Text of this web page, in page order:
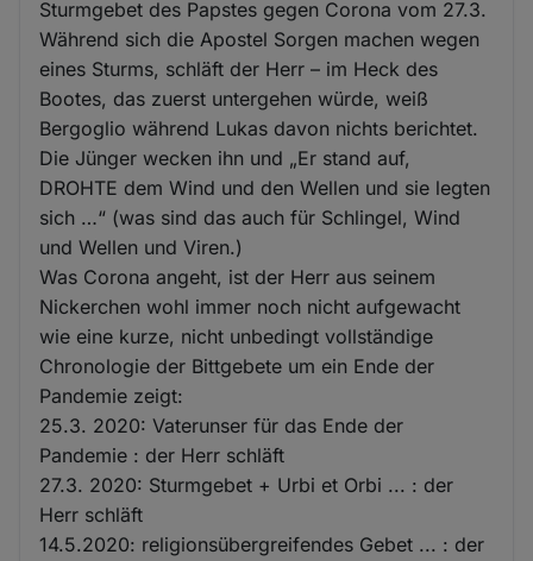
Sturmgebet des Papstes gegen Corona vom 27.3.
Während sich die Apostel Sorgen machen wegen
eines Sturms, schläft der Herr – im Heck des
Bootes, das zuerst untergehen würde, weiß
Bergoglio während Lukas davon nichts berichtet.
Die Jünger wecken ihn und „Er stand auf,
DROHTE dem Wind und den Wellen und sie legten
sich …“ (was sind das auch für Schlingel, Wind
und Wellen und Viren.)
Was Corona angeht, ist der Herr aus seinem
Nickerchen wohl immer noch nicht aufgewacht
wie eine kurze, nicht unbedingt vollständige
Chronologie der Bittgebete um ein Ende der
Pandemie zeigt:
25.3. 2020: Vaterunser für das Ende der
Pandemie : der Herr schläft
27.3. 2020: Sturmgebet + Urbi et Orbi ... : der
Herr schläft
14.5.2020: religionsübergreifendes Gebet ... : der